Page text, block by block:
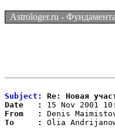
Astrologer.ru -
Subject : Re: Новая
Date   :
From   :
Denis
To     :
Olia